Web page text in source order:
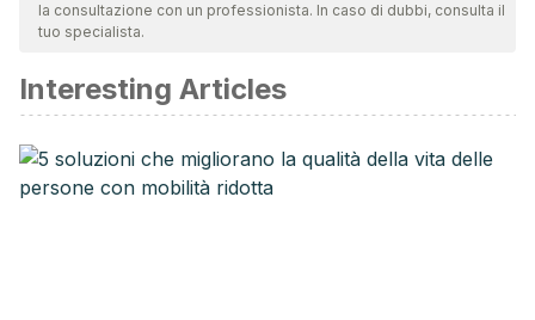
validità. La bibliografia di questo articolo è stata considerata
Glass, R. I., Parashar, U. D., & Estes, M. K. (2009). Norovirus
gastroenteritis.New England Journal of Medicine,361(18),
1776-1785.
Enfermedades diarréicas, Organización Mundial de la
la consultazione con un professionista. In caso di dubbi, consulta il
tuo specialista.
Interesting Articles